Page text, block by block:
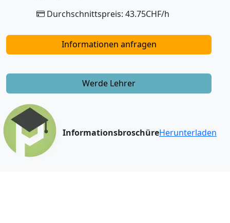
Durchschnittspreis: 43.75CHF/h
Informationen anfragen
Werde Lehrer
InformationsbroschüreHerunterladen